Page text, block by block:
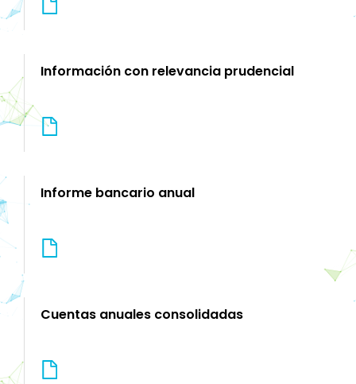
Información con relevancia prudencial
Informe bancario anual
Cuentas anuales consolidadas